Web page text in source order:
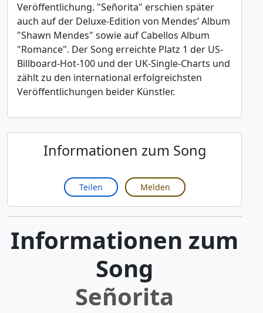
Veröffentlichung. "Señorita" erschien später
auch auf der Deluxe-Edition von Mendes’ Album
"Shawn Mendes" sowie auf Cabellos Album
"Romance". Der Song erreichte Platz 1 der US-
Billboard-Hot-100 und der UK-Single-Charts und
zählt zu den international erfolgreichsten
Veröffentlichungen beider Künstler.
Informationen zum Song
Teilen Melden
Informationen zum
Song
Señorita